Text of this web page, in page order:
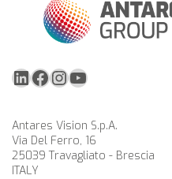
LinkedIn
Facebook
Instagram
YouTube
Antares Vision S.p.A.
Via Del Ferro, 16
25039 Travagliato - Brescia
ITALY